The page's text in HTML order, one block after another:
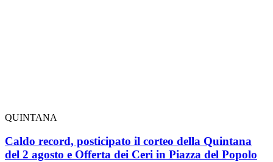
QUINTANA
Caldo record, posticipato il corteo della Quintana
del 2 agosto e Offerta dei Ceri in Piazza del Popolo